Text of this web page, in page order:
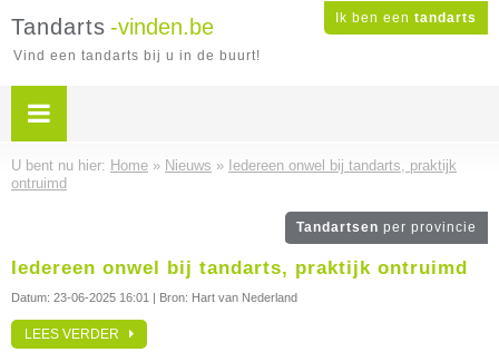
Ik ben een tandarts
Tandarts -vinden.be
Vind een tandarts bij u in de buurt!
U bent nu hier: Home » Nieuws » Iedereen onwel bij tandarts, praktijk
ontruimd
Tandartsen per provincie
Iedereen onwel bij tandarts, praktijk ontruimd
Datum: 23-06-2025 16:01 | Bron: Hart van Nederland
LEES VERDER